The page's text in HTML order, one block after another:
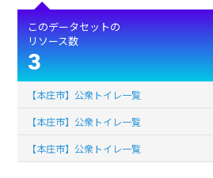
このデータセットの
リソース数
3
【本庄市】公衆トイレ一覧
【本庄市】公衆トイレ一覧
【本庄市】公衆トイレ一覧